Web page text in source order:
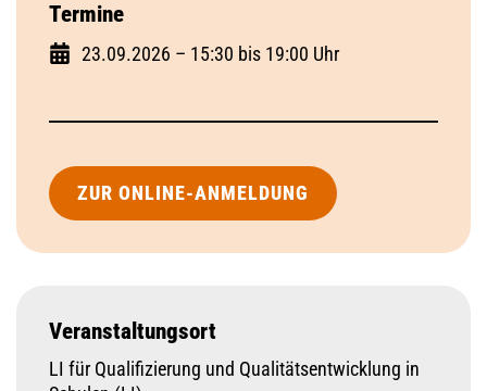
Termine
23.09.2026 – 15:30 bis 19:00 Uhr
ZUR ONLINE-ANMELDUNG
Veranstaltungsort
LI für Qualifizierung und Qualitätsentwicklung in